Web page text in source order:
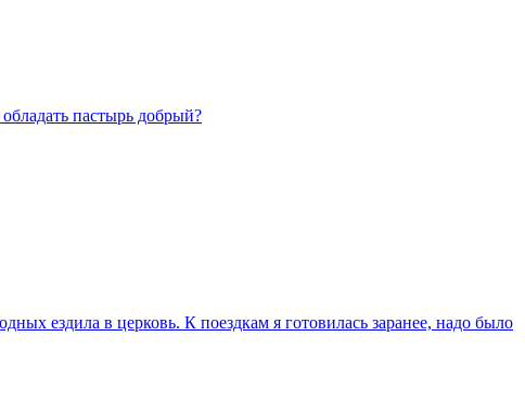
пастырь добрый?
ездила в церковь. К поездкам я готовилась заранее, надо было